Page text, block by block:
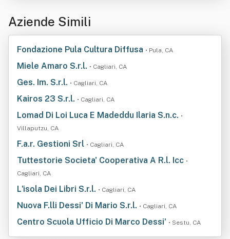
Aziende Simili
Fondazione Pula Cultura Diffusa • Pula, CA
Miele Amaro S.r.l. • Cagliari, CA
Ges. Im. S.r.l. • Cagliari, CA
Kairos 23 S.r.l. • Cagliari, CA
Lomad Di Loi Luca E Madeddu Ilaria S.n.c. •
Villaputzu, CA
F.a.r. Gestioni Srl • Cagliari, CA
Tuttestorie Societa' Cooperativa A R.l. Icc •
Cagliari, CA
L'isola Dei Libri S.r.l. • Cagliari, CA
Nuova F.lli Dessi' Di Mario S.r.l. • Cagliari, CA
Centro Scuola Ufficio Di Marco Dessi' • Sestu, CA